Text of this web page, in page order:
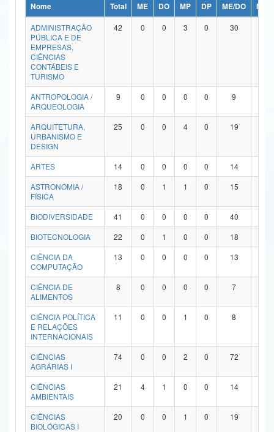
Ministério da Ciência, Tecnologia, Inovações e Comunicações
Ministério do Meio Ambiente
Ministério do Turismo
Ministério do Desenvolvimento Regional
Controladoria-Geral da União
Ministério da Mulher, da Família e dos Direitos Humanos
Secretaria de Governo
Advocacia-Geral da União
Banco Central do Brasil
Nome Total ME DO MP DP ME/DO
MP/
ADMINISTRAÇÃO
PÚBLICA E DE
EMPRESAS,
CIÊNCIAS
CONTÁBEIS E
TURISMO
42 0 0 3 0 30
ANTROPOLOGIA /
ARQUEOLOGIA
9 0 0 0 0 9
ARQUITETURA,
URBANISMO E
DESIGN
25 0 0 4 0 19
ARTES 14 0 0 0 0 14
ASTRONOMIA /
FÍSICA
18 0 1 1 0 15
BIODIVERSIDADE 41 0 0 0 0 40
BIOTECNOLOGIA
22 0 1 0 0 18
CIÊNCIA DA
COMPUTAÇÃO
13 0 0 0 0 13
CIÊNCIA DE
ALIMENTOS
8 0 0 0 0 7
CIÊNCIA POLÍTICA
E RELAÇÕES
INTERNACIONAIS
11 0 0 1 0 8
CIÊNCIAS
AGRÁRIAS I
74 0 0 2 0 72
CIÊNCIAS
AMBIENTAIS
21 4 1 0 0 14
CIÊNCIAS
BIOLÓGICAS I
20 0 0 1 0 19